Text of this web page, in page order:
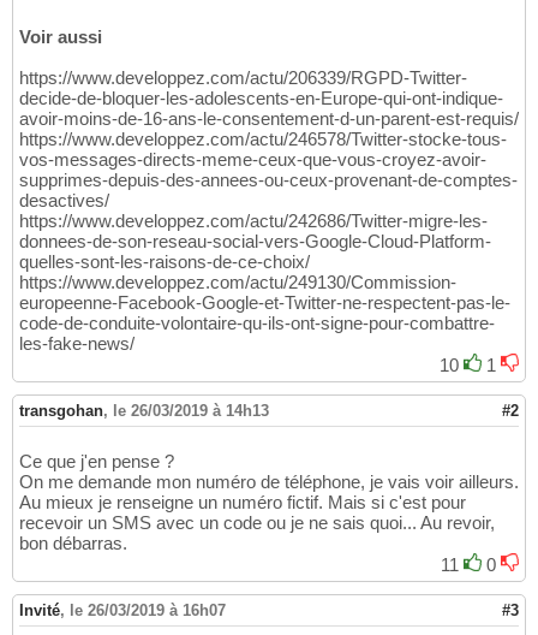
Voir aussi
https://www.developpez.com/actu/206339/RGPD-Twitter-
decide-de-bloquer-les-adolescents-en-Europe-qui-ont-indique-
avoir-moins-de-16-ans-le-consentement-d-un-parent-est-requis/
https://www.developpez.com/actu/246578/Twitter-stocke-tous-
vos-messages-directs-meme-ceux-que-vous-croyez-avoir-
supprimes-depuis-des-annees-ou-ceux-provenant-de-comptes-
desactives/
https://www.developpez.com/actu/242686/Twitter-migre-les-
donnees-de-son-reseau-social-vers-Google-Cloud-Platform-
quelles-sont-les-raisons-de-ce-choix/
https://www.developpez.com/actu/249130/Commission-
europeenne-Facebook-Google-et-Twitter-ne-respectent-pas-le-
code-de-conduite-volontaire-qu-ils-ont-signe-pour-combattre-
les-fake-news/
10
1
transgohan, le 26/03/2019 à 14h13 #2
Ce que j'en pense ?
On me demande mon numéro de téléphone, je vais voir ailleurs.
Au mieux je renseigne un numéro fictif. Mais si c'est pour
recevoir un SMS avec un code ou je ne sais quoi... Au revoir,
bon débarras.
11
0
Invité, le 26/03/2019 à 16h07 #3